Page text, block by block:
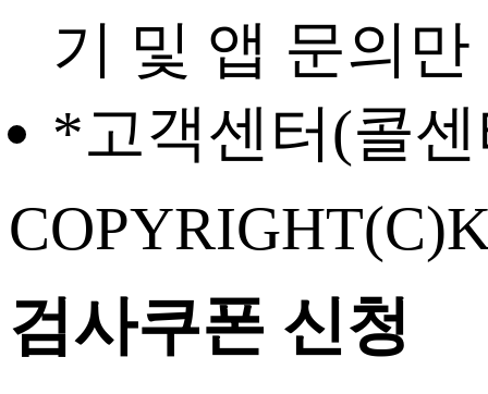
기 및 앱 문의
*고객센터(콜
검사쿠폰 신청